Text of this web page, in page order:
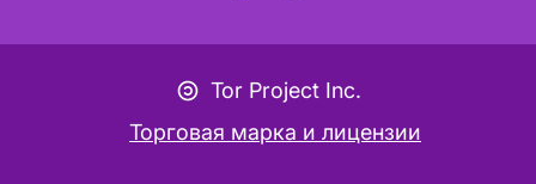
Иконка Копилефт
Tor Project Inc.
Торговая марка и лицензии